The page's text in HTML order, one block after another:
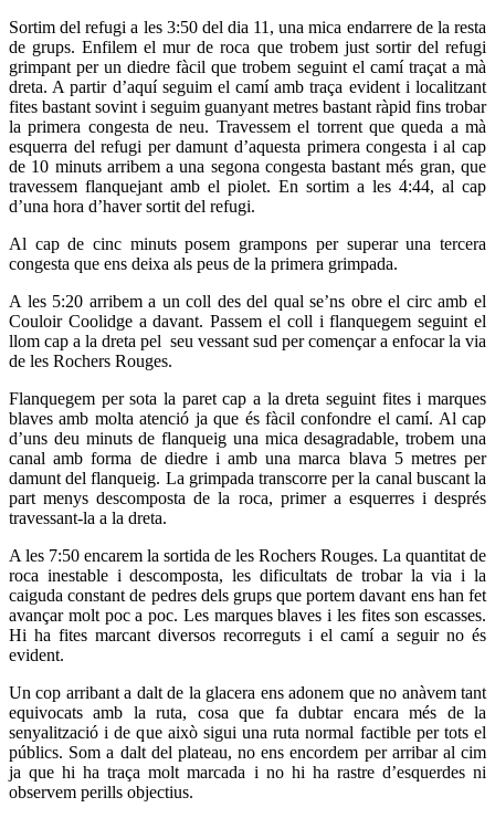
Sortim del refugi a les 3:50 del dia 11, una mica endarrere de la resta
de grups. Enfilem el mur de roca que trobem just sortir del refugi
grimpant per un diedre fàcil que trobem seguint el camí traçat a mà
dreta. A partir d’aquí seguim el camí amb traça evident i localitzant
fites bastant sovint i seguim guanyant metres bastant ràpid fins trobar
la primera congesta de neu. Travessem el torrent que queda a mà
esquerra del refugi per damunt d’aquesta primera congesta i al cap
de 10 minuts arribem a una segona congesta bastant més gran, que
travessem flanquejant amb el piolet. En sortim a les 4:44, al cap
d’una hora d’haver sortit del refugi.
Al cap de cinc minuts posem grampons per superar una tercera
congesta que ens deixa als peus de la primera grimpada.
A les 5:20 arribem a un coll des del qual se’ns obre el circ amb el
Couloir Coolidge a davant. Passem el coll i flanquegem seguint el
llom cap a la dreta pel seu vessant sud per començar a enfocar la via
de les Rochers Rouges.
Flanquegem per sota la paret cap a la dreta seguint fites i marques
blaves amb molta atenció ja que és fàcil confondre el camí. Al cap
d’uns deu minuts de flanqueig una mica desagradable, trobem una
canal amb forma de diedre i amb una marca blava 5 metres per
damunt del flanqueig. La grimpada transcorre per la canal buscant la
part menys descomposta de la roca, primer a esquerres i després
travessant-la a la dreta.
A les 7:50 encarem la sortida de les Rochers Rouges. La quantitat de
roca inestable i descomposta, les dificultats de trobar la via i la
caiguda constant de pedres dels grups que portem davant ens han fet
avançar molt poc a poc. Les marques blaves i les fites son escasses.
Hi ha fites marcant diversos recorreguts i el camí a seguir no és
evident.
Un cop arribant a dalt de la glacera ens adonem que no anàvem tant
equivocats amb la ruta, cosa que fa dubtar encara més de la
senyalització i de que això sigui una ruta normal factible per tots el
públics. Som a dalt del plateau, no ens encordem per arribar al cim
ja que hi ha traça molt marcada i no hi ha rastre d’esquerdes ni
observem perills objectius.